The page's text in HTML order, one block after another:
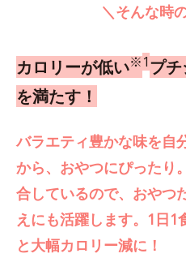
＼そんな時
カロリーが低い※1プ
を満たす！
バラエティ豊かな味を自
から、おやつにぴったり
合しているので、おやつ
えにも活躍します。1日1
と大幅カロリー減に！